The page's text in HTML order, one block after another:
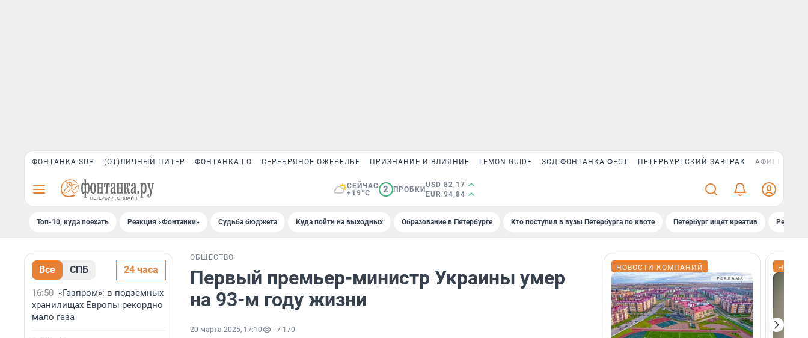
ФОНТАНКА SUP (ОТ)ЛИЧНЫЙ ПИТЕР ФОНТАНКА ГО СЕРЕБРЯНОЕ ОЖЕРЕЛЬЕ ПРИЗНАНИЕ И ВЛИЯНИЕ LEMON GUIDE ЗСД ФОНТАНКА ФЕСТ ПЕТЕРБУРГСКИЙ ЗАВТРАК АФИША PLUS
СЕЙЧАС
+19°C
2 ПРОБКИ
USD 82,17
EUR 94,84
Топ-10, куда поехать Реакция «Фонтанки» Судьба бюджета Куда пойти на выходных Образование в Петербурге Кто поступил в вузы Петербурга по квоте Петербург ищет креатив
Все СПБ 24 часа
16:50 «Газпром»: в подземных
хранилищах Европы рекордно
мало газа
ОБЩЕСТВО
Первый премьер-министр Украины умер
на 93-м году жизни
20 марта 2025, 17:10 7 170
НОВОСТИ КОМПАНИЙ